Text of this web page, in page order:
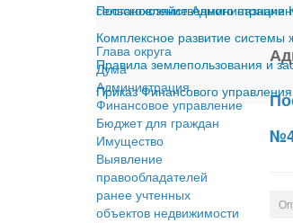
сельскохозяйственного
Постановление Администрации
Комплексное развитие
Правила землепользования и
Приказ Финансового
Глава округа
Дума
Администрация
Финансовое управление
Бюджет для граждан
Имущество
Выявление
правообладателей
ранее учтенных
объектов недвижимости